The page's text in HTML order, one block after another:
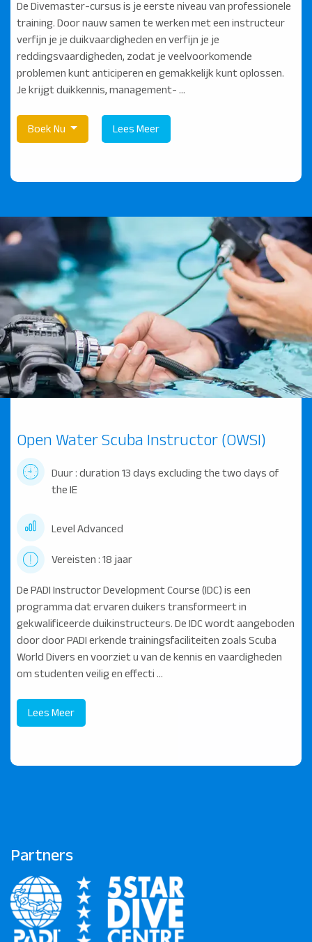
De Divemaster-cursus is je eerste niveau van professionele
training. Door nauw samen te werken met een instructeur
verfijn je je duikvaardigheden en verfijn je je
reddingsvaardigheden, zodat je veelvoorkomende
problemen kunt anticiperen en gemakkelijk kunt oplossen.
Je krijgt duikkennis, management- ...
Boek Nu Lees Meer
Open Water Scuba Instructor (OWSI)
Duur : duration 13 days excluding the two days of
the IE
Level Advanced
Vereisten : 18 jaar
De PADI Instructor Development Course (IDC) is een
programma dat ervaren duikers transformeert in
gekwalificeerde duikinstructeurs. De IDC wordt aangeboden
door door PADI erkende trainingsfaciliteiten zoals Scuba
World Divers en voorziet u van de kennis en vaardigheden
om studenten veilig en effecti ...
Lees Meer
Partners